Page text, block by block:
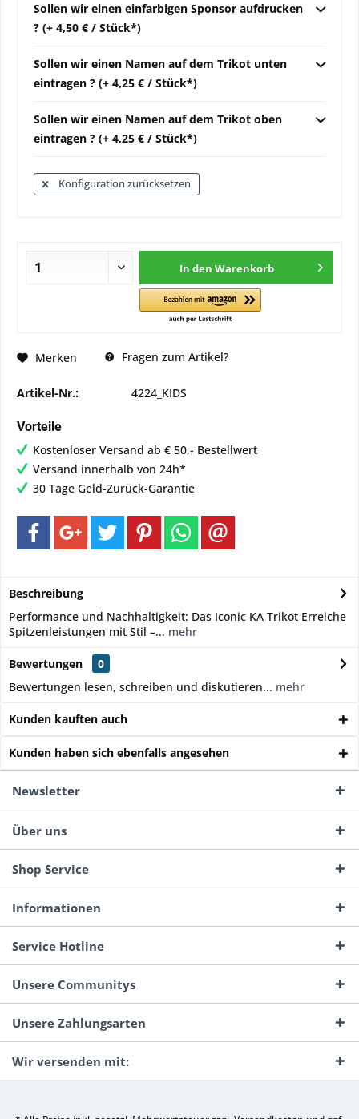
Sollen wir einen einfarbigen Sponsor aufdrucken
? (+ 4,50 € / Stück*)
Sollen wir einen Namen auf dem Trikot unten
eintragen ? (+ 4,25 € / Stück*)
Sollen wir einen Namen auf dem Trikot oben
eintragen ? (+ 4,25 € / Stück*)
Konfiguration zurücksetzen
In den Warenkorb
Merken Fragen zum Artikel?
Artikel-Nr.: 4224_KIDS
Vorteile
Kostenloser Versand ab € 50,- Bestellwert
Versand innerhalb von 24h*
30 Tage Geld-Zurück-Garantie
Beschreibung
Performance und Nachhaltigkeit: Das Iconic KA Trikot Erreiche
Spitzenleistungen mit Stil –... mehr
Bewertungen
0
Bewertungen lesen, schreiben und diskutieren... mehr
Kunden kauften auch
Kunden haben sich ebenfalls angesehen
Newsletter
Über uns
Shop Service
Informationen
Service Hotline
Unsere Communitys
Unsere Zahlungsarten
Wir versenden mit: